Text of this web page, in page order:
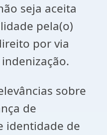
seja aceita
pela(o)
por via
sobre
de
identidade de